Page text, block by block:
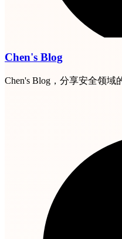
Chen's Blog
Chen's Blog，分享安全领域